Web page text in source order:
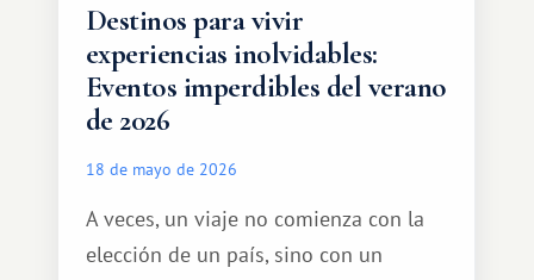
Destinos para vivir
experiencias inolvidables:
Eventos imperdibles del verano
de 2026
18 de mayo de 2026
A veces, un viaje no comienza con la
elección de un país, sino con un